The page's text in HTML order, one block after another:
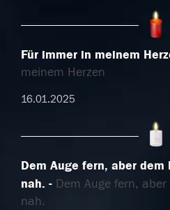
Für immer in meinem
meinem Herzen
16.01.2025
Dem Auge fern, aber dem
nah.
Dem Auge fern,
nah.